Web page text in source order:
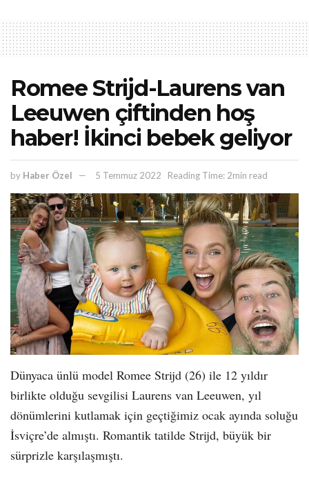
Romee Strijd-Laurens van
Leeuwen çiftinden hoş
haber! İkinci bebek geliyor
by Haber Özel 5 Temmuz 2022 Reading Time: 2min read
Dünyaca ünlü model Romee Strijd (26) ile 12 yıldır
birlikte olduğu sevgilisi Laurens van Leeuwen, yıl
dönümlerini kutlamak için geçtiğimiz ocak ayında soluğu
İsviçre’de almıştı. Romantik tatilde Strijd, büyük bir
sürprizle karşılaşmıştı.